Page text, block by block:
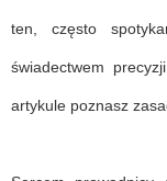
ten, często
świadectwem
artykule poznasz